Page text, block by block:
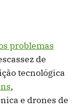
problemas
de
tecnológica
,
e drones de